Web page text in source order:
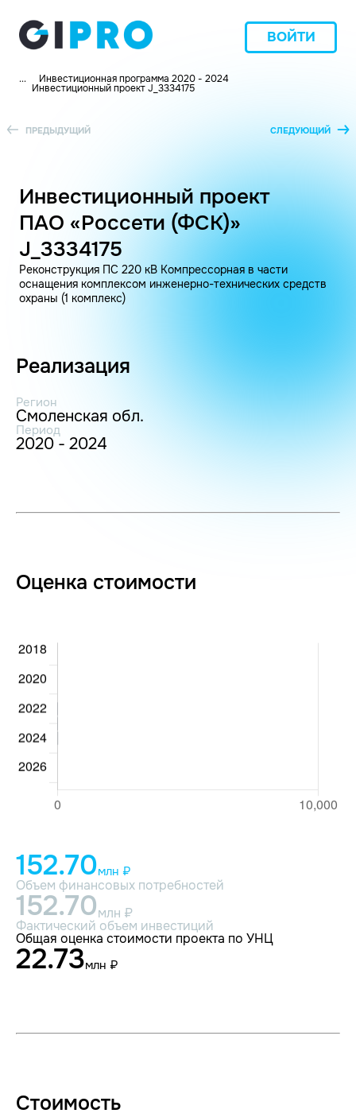
ВОЙТИ
... Инвестиционная программа 2020 - 2024
Инвестиционный проект J_3334175
ПРЕДЫДУЩИЙ СЛЕДУЮЩИЙ
Инвестиционный проект
ПАО «Россети (ФСК)»
J_3334175
Реконструкция ПС 220 кВ Компрессорная в части
оснащения комплексом инженерно-технических средств
охраны (1 комплекс)
Реализация
Регион
Смоленская обл.
Период
2020 - 2024
Оценка стоимости
152.70млн ₽
Объем финансовых потребностей
152.70млн ₽
Фактический объем инвестиций
Общая оценка стоимости проекта по УНЦ
22.73млн ₽
Стоимость